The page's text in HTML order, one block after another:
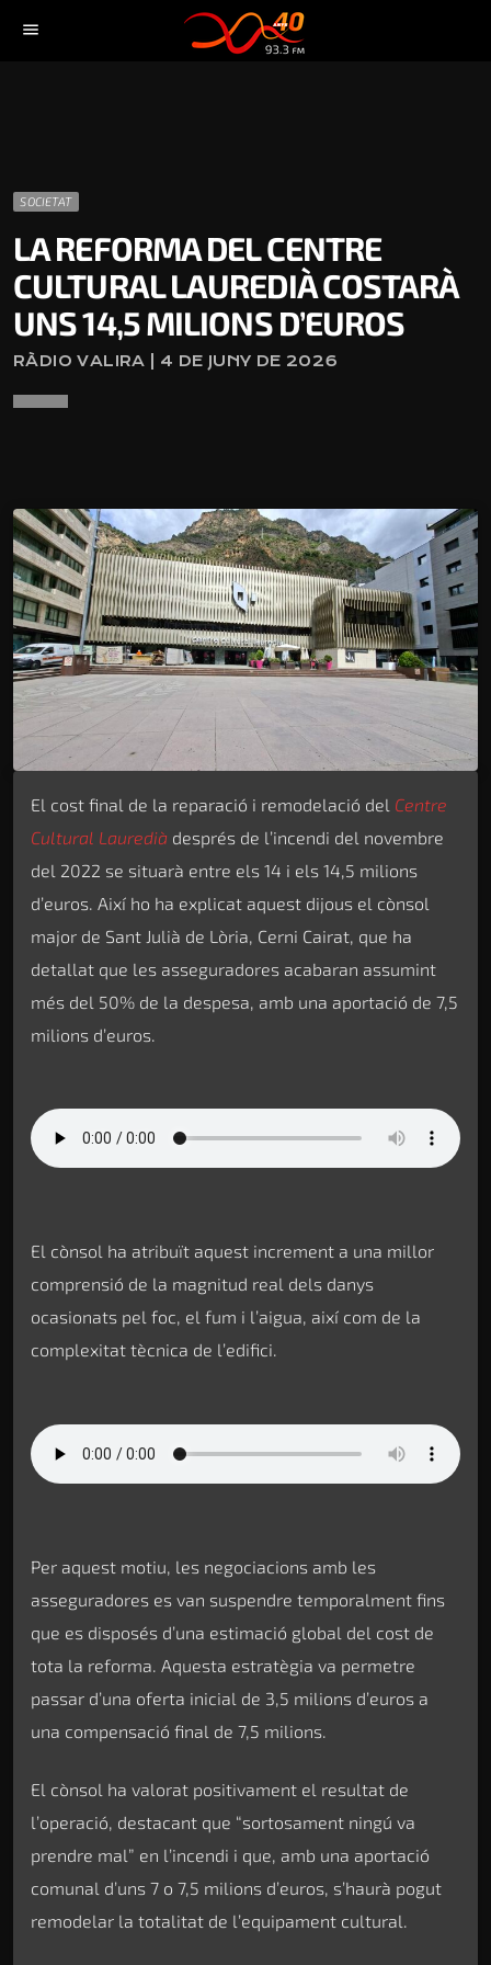
menu
SOCIETAT
LA REFORMA DEL CENTRE
CULTURAL LAUREDIÀ COSTARÀ
UNS 14,5 MILIONS D’EUROS
RÀDIO VALIRA | 4 DE JUNY DE 2026
El cost final de la reparació i remodelació del Centre
Cultural Lauredià després de l’incendi del novembre
del 2022 se situarà entre els 14 i els 14,5 milions
d’euros. Així ho ha explicat aquest dijous el cònsol
major de Sant Julià de Lòria, Cerni Cairat, que ha
detallat que les asseguradores acabaran assumint
més del 50% de la despesa, amb una aportació de 7,5
milions d’euros.
El cònsol ha atribuït aquest increment a una millor
comprensió de la magnitud real dels danys
ocasionats pel foc, el fum i l’aigua, així com de la
complexitat tècnica de l’edifici.
Per aquest motiu, les negociacions amb les
asseguradores es van suspendre temporalment fins
que es disposés d’una estimació global del cost de
tota la reforma. Aquesta estratègia va permetre
passar d’una oferta inicial de 3,5 milions d’euros a
una compensació final de 7,5 milions.
El cònsol ha valorat positivament el resultat de
l’operació, destacant que “sortosament ningú va
prendre mal” en l’incendi i que, amb una aportació
comunal d’uns 7 o 7,5 milions d’euros, s’haurà pogut
remodelar la totalitat de l’equipament cultural.